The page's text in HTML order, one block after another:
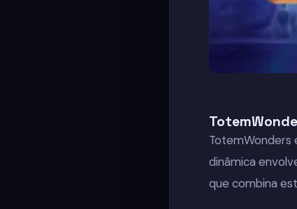
TotemWonders
dinâmica
que combina